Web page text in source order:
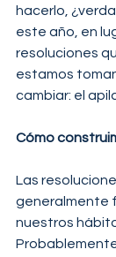
hacerlo,
este año, en
resoluciones
estamos
cambiar: el
Cómo
Las
generalmente
nuestros